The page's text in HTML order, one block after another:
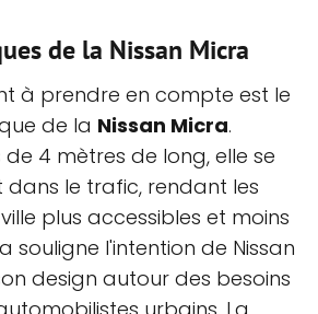
de la Nissan Micra
à prendre en compte est le
de la Nissan Micra.
4 mètres de long, elle se
dans le trafic, rendant les
plus accessibles et moins
souligne l'intention de Nissan
design autour des besoins